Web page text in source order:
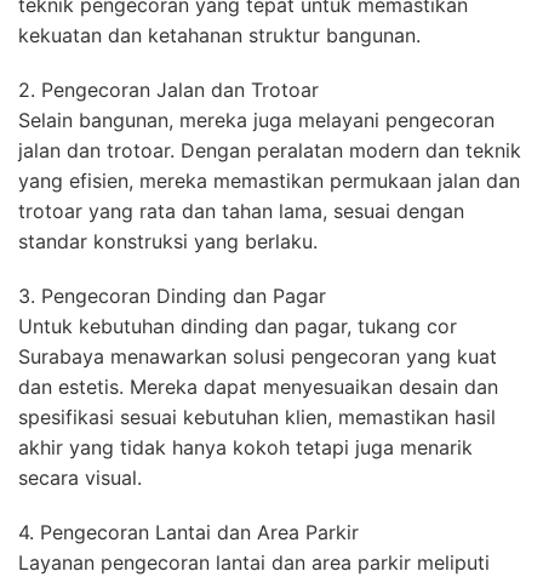
kekuatan dan ketahanan struktur bangunan.
2. Pengecoran Jalan dan Trotoar
Selain bangunan, mereka juga melayani pengecoran
jalan dan trotoar. Dengan peralatan modern dan teknik
yang efisien, mereka memastikan permukaan jalan dan
trotoar yang rata dan tahan lama, sesuai dengan
standar konstruksi yang berlaku.
3. Pengecoran Dinding dan Pagar
Untuk kebutuhan dinding dan pagar, tukang cor
Surabaya menawarkan solusi pengecoran yang kuat
dan estetis. Mereka dapat menyesuaikan desain dan
spesifikasi sesuai kebutuhan klien, memastikan hasil
akhir yang tidak hanya kokoh tetapi juga menarik
secara visual.
4. Pengecoran Lantai dan Area Parkir
Layanan pengecoran lantai dan area parkir meliputi